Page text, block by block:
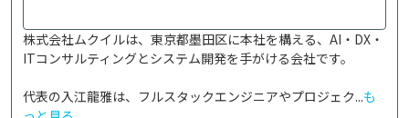
株式会社ムクイルは、東京都墨田区に本社を構える、AI・DX・
ITコンサルティングとシステム開発を手がける会社です。
代表の入江龍雅は、フルスタックエンジニアやプロジェク...も